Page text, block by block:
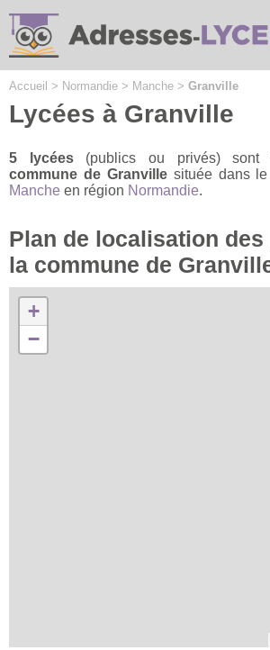
Accueil > Normandie > Manche > Granville
Lycées à Granville
5 lycées(publics ou privés) sont
commune de Granvillesituée dans le
Manche en région Normandie.
Plan de localisation des
la commune de
+
−